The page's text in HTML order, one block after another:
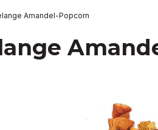
Amandel-Popcorn